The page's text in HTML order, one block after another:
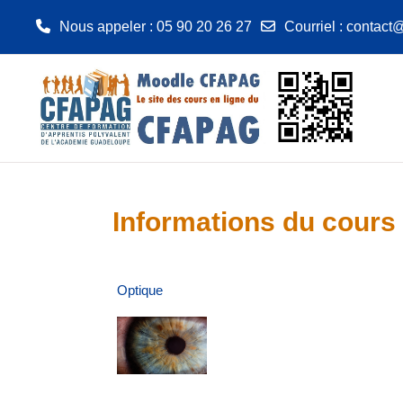
Nous appeler : 05 90 20 26 27 Courriel :
Informations du cours
Optique